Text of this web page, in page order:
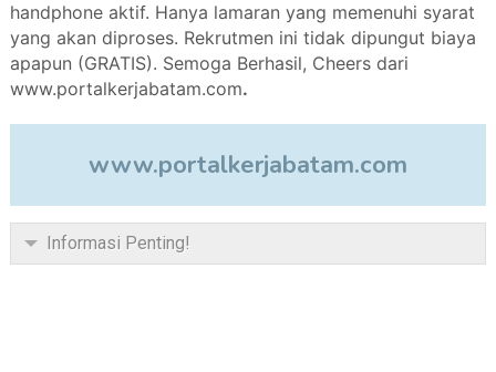
handphone aktif. Hanya lamaran yang memenuhi syarat
yang akan diproses. Rekrutmen ini tidak dipungut biaya
apapun (GRATIS). Semoga Berhasil, Cheers dari
www.portalkerjabatam.com.
www.portalkerjabatam.com
Informasi Penting!